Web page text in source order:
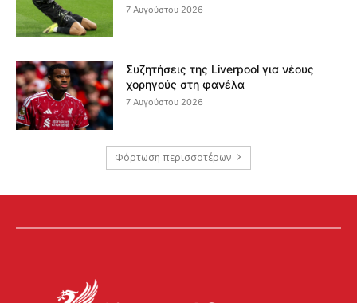
7 Αυγούστου 2026
Συζητήσεις της Liverpool για νέους
χορηγούς στη φανέλα
7 Αυγούστου 2026
Φόρτωση περισσοτέρων